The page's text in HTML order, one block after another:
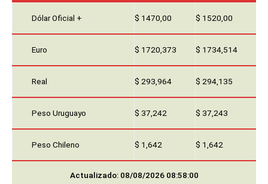
Dólar Oficial + $ 1470,00 $ 1520,00
Euro $ 1720,373 $ 1734,514
Real $ 293,964 $ 294,135
Peso Uruguayo $ 37,242 $ 37,243
Peso Chileno $ 1,642 $ 1,642
Actualizado: 08/08/2026 08:58:00